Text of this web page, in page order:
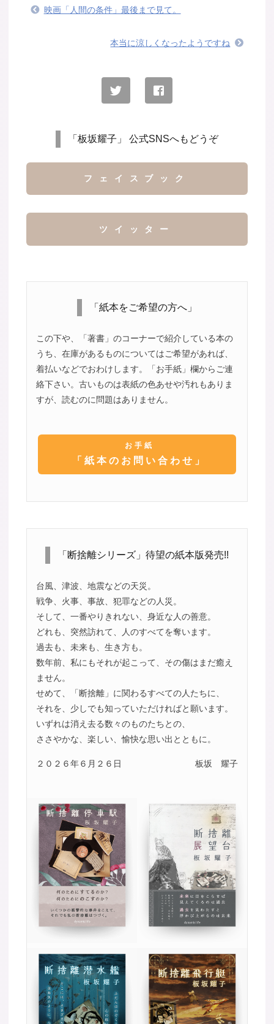
映画「人間の条件」最後まで見て。
本当に涼しくなったようですね
「板坂耀子」 公式SNSへもどうぞ
フェイスブック
ツイッター
「紙本をご希望の方へ」
この下や、「著書」のコーナーで紹介している本の
うち、在庫があるものについてはご希望があれば、
着払いなどでおわけします。「お手紙」欄からご連
絡下さい。古いものは表紙の色あせや汚れもありま
すが、読むのに問題はありません。
お手紙
「紙本のお問い合わせ」
「断捨離シリーズ」待望の紙本版発売!!
台風、津波、地震などの天災。
戦争、火事、事故、犯罪などの人災。
そして、一番やりきれない、身近な人の善意。
どれも、突然訪れて、人のすべてを奪います。
過去も、未来も、生き方も。
数年前、私にもそれが起こって、その傷はまだ癒え
ません。
せめて、「断捨離」に関わるすべての人たちに、
それを、少しでも知っていただければと願います。
いずれは消え去る数々のものたちとの、
ささやかな、楽しい、愉快な思い出とともに。
２０２６年６月２６日 板坂 耀子